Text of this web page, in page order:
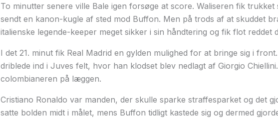
To minutter senere ville Bale igen forsøge at score. Waliseren fik trukket
sendt en kanon-kugle af sted mod Buffon. Men på trods af at skuddet
italienske legende-keeper meget sikker i sin håndtering og fik flot reddet
I det 21. minut fik Real Madrid en gylden mulighed for at bringe sig i
driblede ind i Juves felt, hvor han klodset blev nedlagt af Giorgio
colombianeren på læggen.
Cristiano Ronaldo var manden, der skulle sparke straffesparket og det
satte bolden midt i målet, mens Buffon tidligt kastede sig og dermed